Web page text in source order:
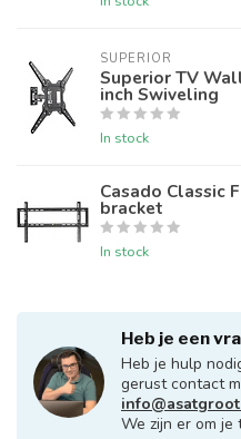
SUPERIOR
Superior TV
inch Swiveling
In stock
Casado Classic
bracket
In stock
Heb je een
Heb je hulp
gerust contact
We zijn er om je